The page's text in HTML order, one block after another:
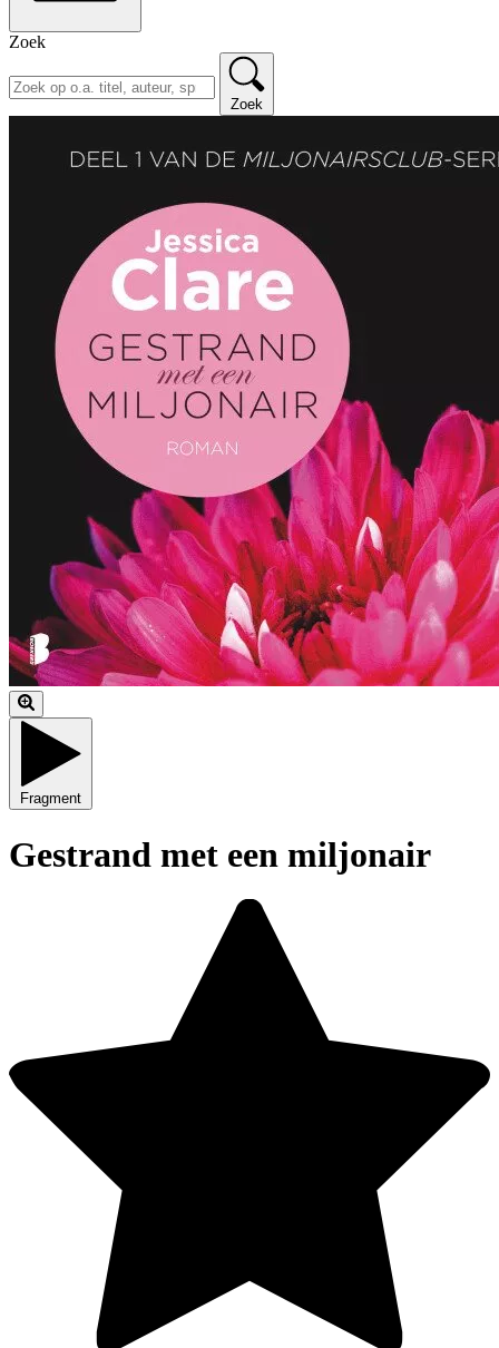
Zoek
Zoek
Fragment
Gestrand met een miljonair